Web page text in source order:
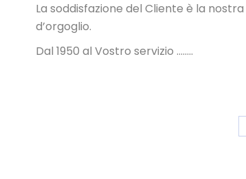
La soddisfazione del Cliente è la
d’orgoglio.
Dal 1950 al Vostro servizio ……..